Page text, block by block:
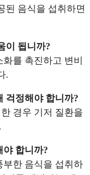
된 음식을 섭취하면
이 됩니까?
를 촉진하고 변비
.
걱정해야 합니까?
경우 기저 질환을
야 합니까?
부한 음식을 섭취하